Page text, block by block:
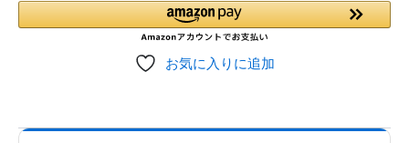
プ
カ
0.5mm
お気に入りに追加